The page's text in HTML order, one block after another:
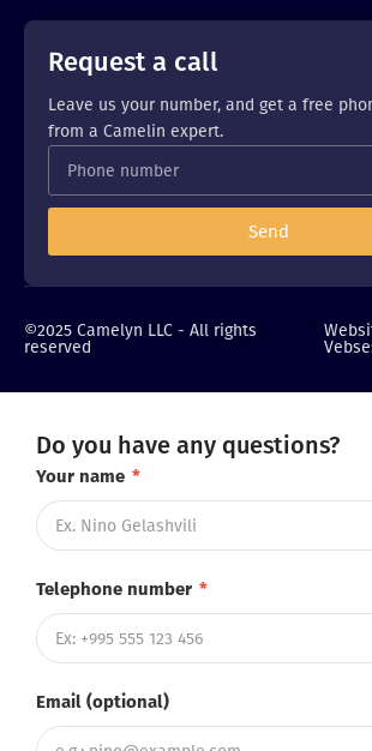
Request a call
Leave us your number, and get a free
from a Camelin expert.
Send
©2025 Camelyn LLC - All rights
reserved
Do you have any questions?
Your name *
Telephone number *
Email (optional)